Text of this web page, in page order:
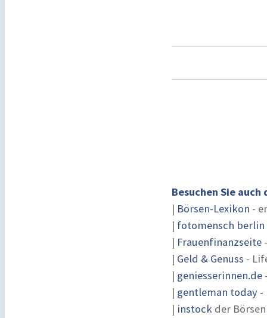
Besuchen Sie
| Börsen-Lexikon -
| fotomensch berlin
| Frauenfinanzseite
| Geld & Genuss -
| geniesserinnen.de
| gentleman today -
| instock der